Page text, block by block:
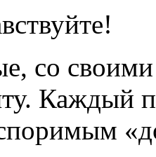
со
Каждый